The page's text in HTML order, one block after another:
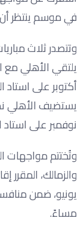
في موسم ينتظر
وتتصدر ثلاث
أكتوبر على استاد
نوفمبر على
وتُختتم مواجهات
يونيو، ضمن
مساءً.